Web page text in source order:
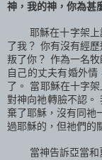
神，我的神，你為甚
耶穌在十字架
了我？ 你有沒有經
叛了你？ 作為一名
自己的丈夫有婚外
了。 當耶穌在十字
對神向祂轉臉不認。
棄了耶穌，沒有同祂
過耶穌的，但祂們的
當神告訴亞當和